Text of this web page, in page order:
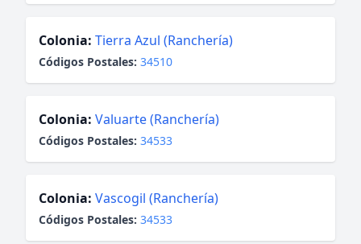
Colonia: Tierra Azul (Ranchería)
Códigos Postales: 34510
Colonia: Valuarte (Ranchería)
Códigos Postales: 34533
Colonia: Vascogil (Ranchería)
Códigos Postales: 34533